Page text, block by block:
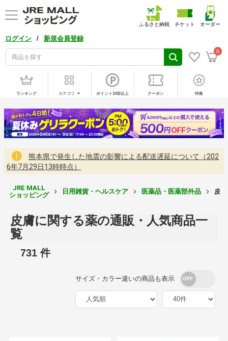
ログイン / 新規会員登録
0
ふるさと納税 チケット オーダー
ランキング カテゴリ ポイント10倍以上 クーポン 特集
熊本県で発生した地震の影響による配送遅延について（202
6年7月29日13時時点）
JRE MALL
ショッピング
日用雑貨・ヘルスケア 医薬品・医薬部外品 皮
皮膚に関する薬の通販・人気商品一
覧
731 件
サイズ・カラー違いの商品も表示